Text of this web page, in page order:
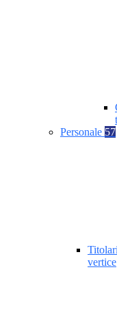
Personale 57
vertice